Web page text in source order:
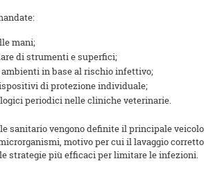
mani;
di strumenti e superfici;
in base al rischio infettivo;
di protezione individuale;
periodici nelle cliniche veterinarie.
sanitario vengono definite il principale veicolo
motivo per cui il lavaggio corretto
strategie più efficaci per limitare le infezioni.